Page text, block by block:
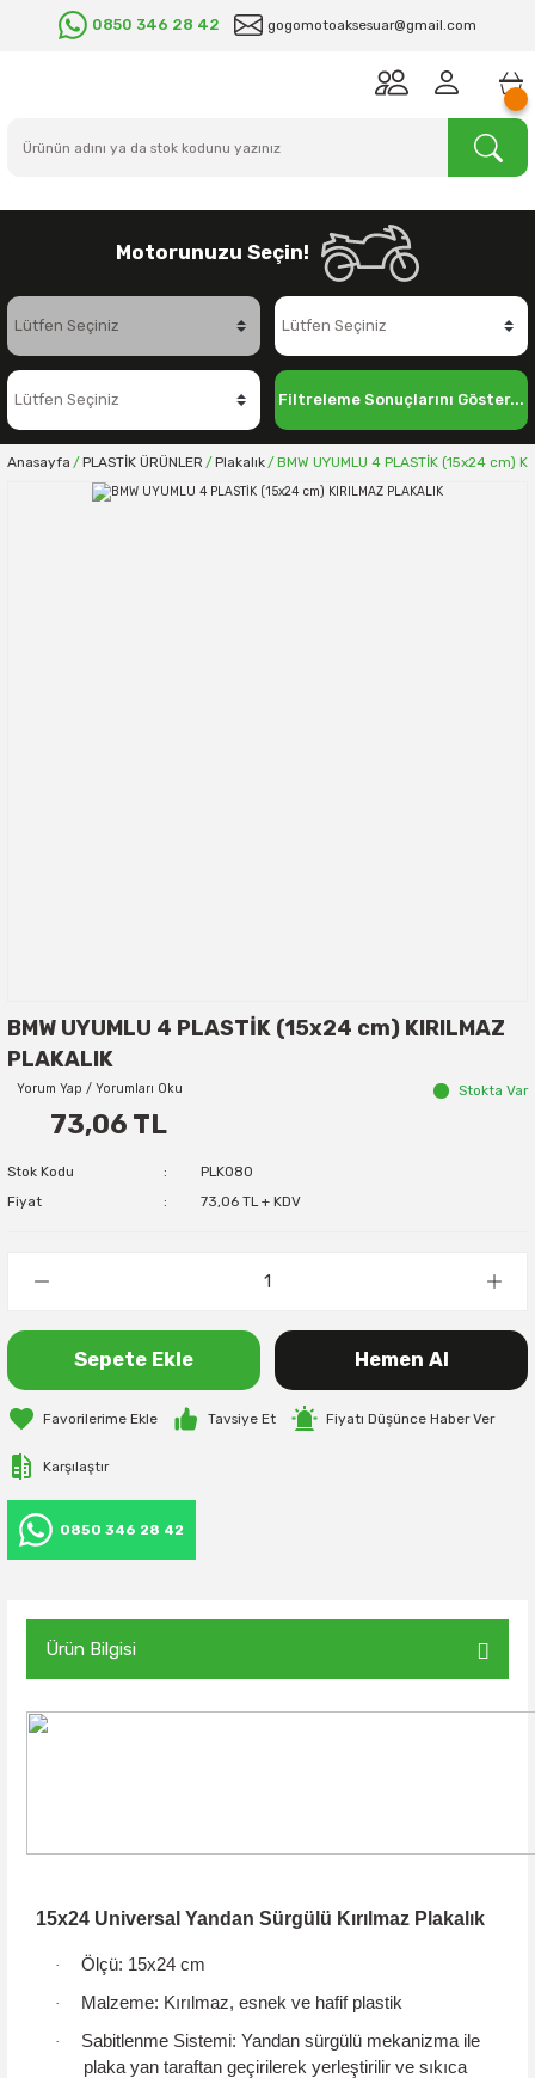
0850 346 28 42 gogomotoaksesuar@gmail.com
Motorunuzu Seçin!
Filtreleme Sonuçlarını Göster...
Anasayfa PLASTİK ÜRÜNLER Plakalık BMW UYUMLU 4 PLASTİK (15x24 cm)
BMW UYUMLU 4 PLASTİK (15x24 cm) KIRILMAZ
PLAKALIK
Yorum Yap / Yorumları Oku Stokta Var
73,06 TL
Stok Kodu
PLK080
Fiyat
73,06 TL + KDV
Sepete Ekle Hemen Al
Tavsiye Et Fiyatı Düşünce Haber Ver
Karşılaştır
0850 346 28 42
Ürün Bilgisi
15x24 Universal Yandan Sürgülü Kırılmaz Plakalık
· Ölçü: 15x24 cm
· Malzeme: Kırılmaz, esnek ve hafif plastik
· Sabitlenme Sistemi: Yandan sürgülü mekanizma ile
plaka yan taraftan geçirilerek yerleştirilir ve sıkıca